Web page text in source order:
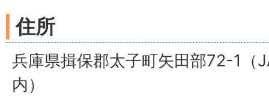
住所
兵庫県揖保郡太子町矢田部72-1（
内）